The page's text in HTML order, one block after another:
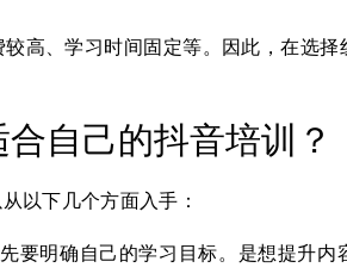
高、学习时间固定等。因此，在选
自己的抖音培训？
以下几个方面入手：
要明确自己的学习目标。是想提升内